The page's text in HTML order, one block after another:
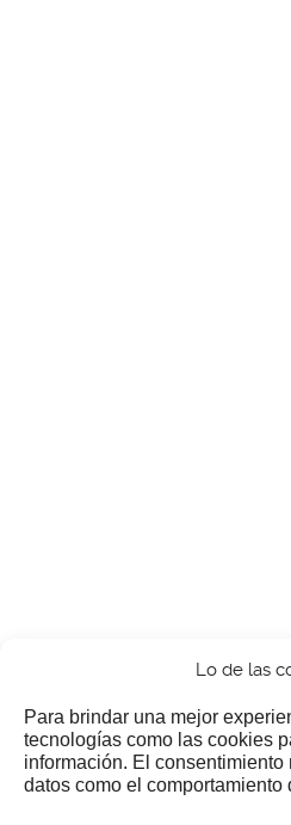
Lo de las
Para brindar una mejor
tecnologías como las cookies
información. El consentimiento
datos como el comportamiento
¿Nos invitas a un